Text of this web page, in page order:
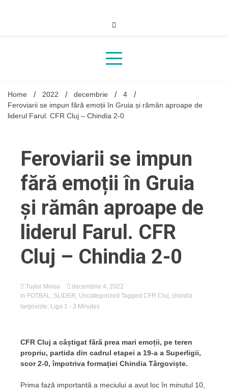
Home 2022 decembrie
4
Feroviarii se impun fără emoții în Gruia și rămân aproape de
liderul Farul. CFR Cluj – Chindia 2-0
Feroviarii se impun
fără emoții în Gruia
și rămân aproape de
liderul Farul. CFR
Cluj – Chindia 2-0
Tudor Moisa
decembrie 4, 2022
in FOTBAL, SLIDER, Uncategorized Tagged CFR Cluj, chindia
targoviste, Liga 1 - 3 Minutes
CFR Cluj a câștigat fără prea mari emoții, pe teren
propriu, partida din cadrul etapei a 19-a a Superligii,
scor 2-0, împotriva formației Chindia Târgoviște.
Prima fază importantă a meciului a avut loc în minutul 10,